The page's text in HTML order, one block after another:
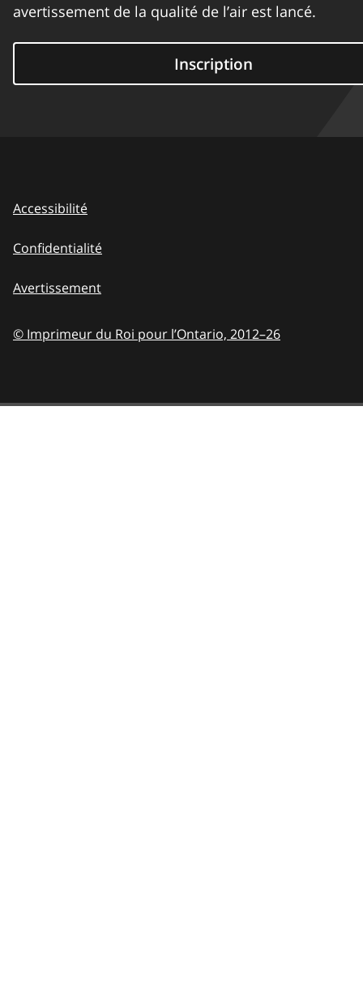
avertissement de la qualité de l’air est lancé.
Inscription
Accessibilité
Confidentialité
Avertissement
© Imprimeur du Roi pour l’Ontario, 2012–26